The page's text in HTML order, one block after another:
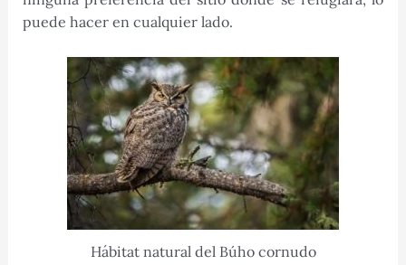
puede hacer en cualquier lado.
Hábitat natural del Búho cornudo